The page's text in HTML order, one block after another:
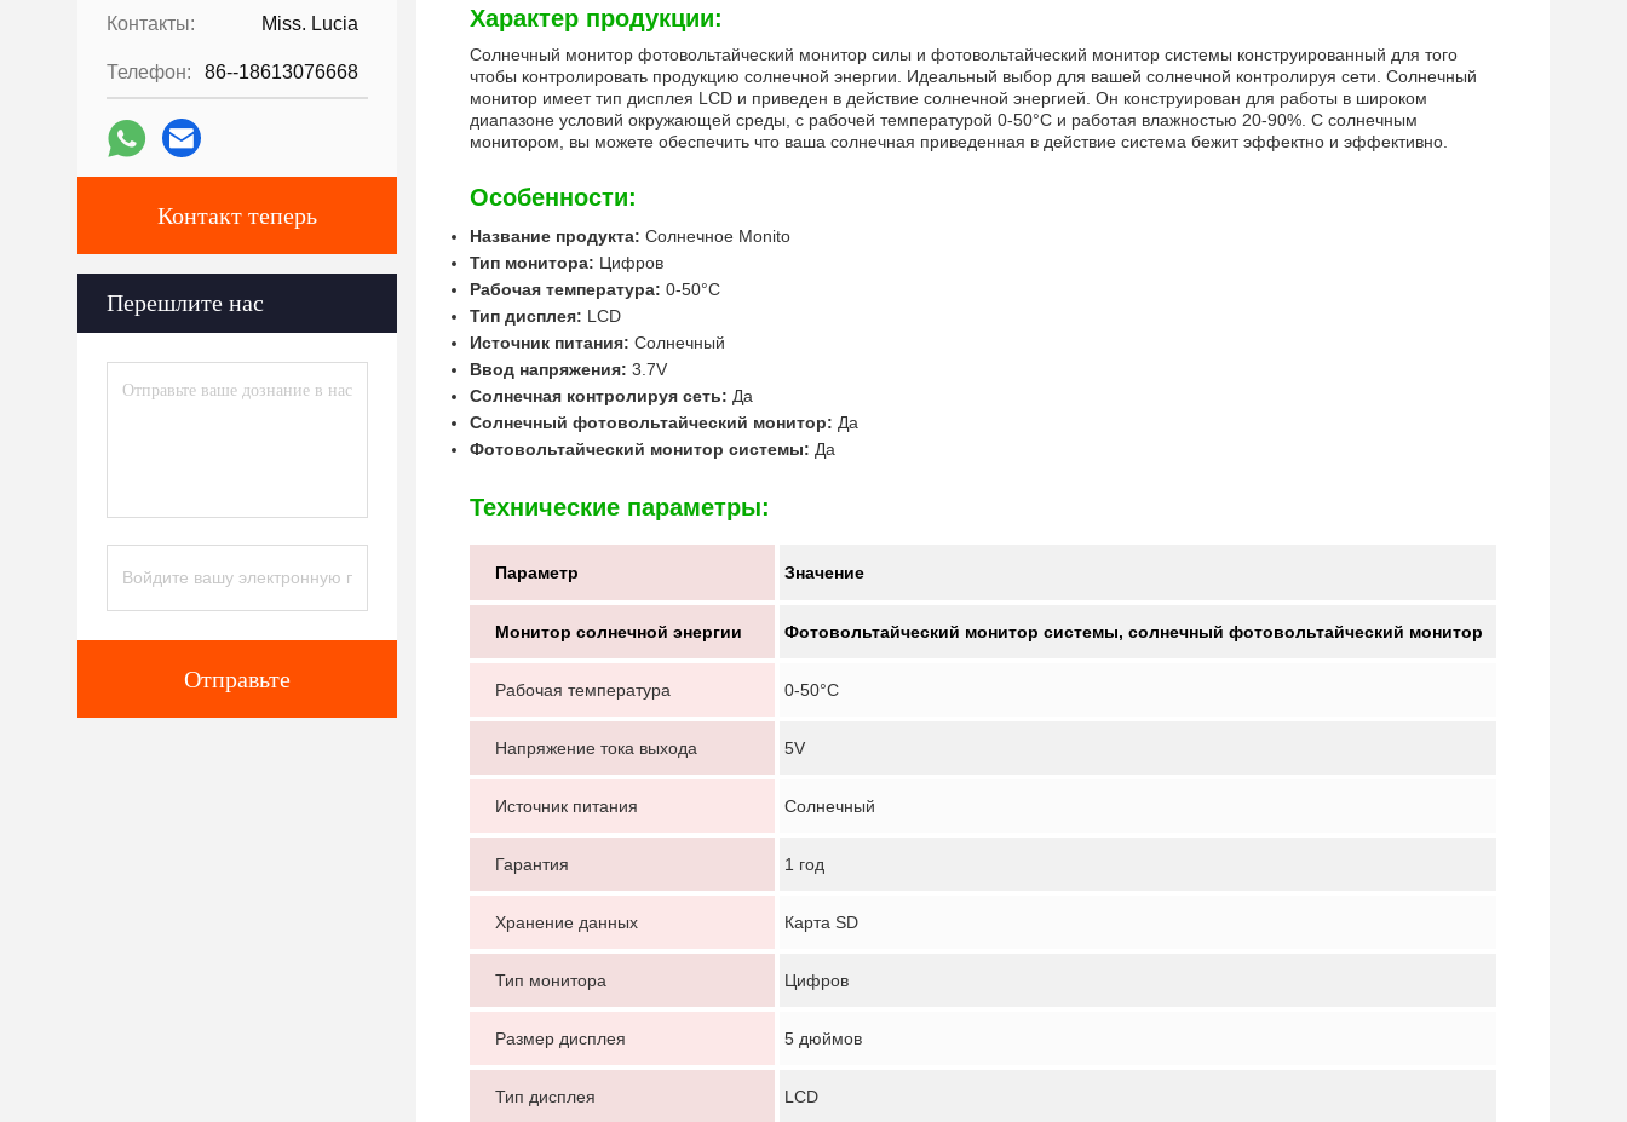
Оставьте сообщение
Мы скоро тебе перезвоним!
Контакты: Miss. Lucia
Телефон: 86--18613076668
Контакт теперь
Перешлите нас
Отправьте
Характер продукции:
Солнечный монитор фотовольтайческий монитор силы и фотовольтайческий монитор системы конструированный для того
чтобы контролировать продукцию солнечной энергии. Идеальный выбор для вашей солнечной контролируя сети. Солнечный
монитор имеет тип дисплея LCD и приведен в действие солнечной энергией. Он конструирован для работы в широком
диапазоне условий окружающей среды, с рабочей температурой 0-50°C и работая влажностью 20-90%. С солнечным
монитором, вы можете обеспечить что ваша солнечная приведенная в действие система бежит эффектно и эффективно.
Особенности:
Название продукта: Солнечное Monito
Тип монитора: Цифров
Рабочая температура: 0-50°C
Тип дисплея: LCD
Источник питания: Солнечный
Ввод напряжения: 3.7V
Солнечная контролируя сеть: Да
Солнечный фотовольтайческий монитор: Да
Фотовольтайческий монитор системы: Да
Технические параметры:
Параметр Значение
Монитор солнечной энергии Фотовольтайческий монитор системы, солнечный фотовольтайческий монитор
Рабочая температура 0-50°C
Напряжение тока выхода 5V
Источник питания Солнечный
Гарантия 1 год
Хранение данных Карта SD
Тип монитора Цифров
Размер дисплея 5 дюймов
Тип дисплея LCD